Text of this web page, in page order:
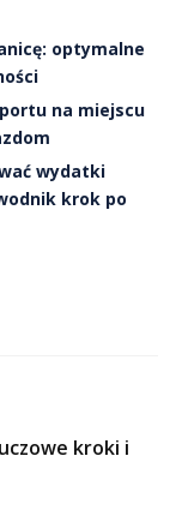
optymalne
na miejscu
wydatki
krok po
kroki i